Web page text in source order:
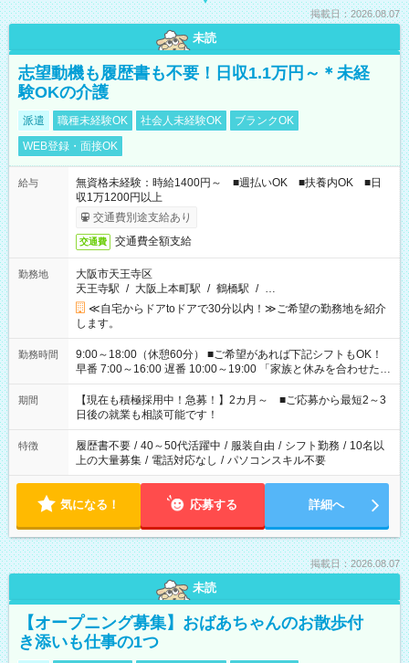
掲載日：2026.08.07
未読
志望動機も履歴書も不要！日収1.1万円～＊未経
験OKの介護
派遣 職種未経験OK 社会人未経験OK
ブランクOK
WEB登録・面接OK
給与
無資格未経験：時給1400円～ ■週払いOK ■扶養内OK ■日
収1万1200円以上
交通費別途支給あり
交通費 交通費全額支給
勤務地
大阪市天王寺区
天王寺駅 / 大阪上本町駅 / 鶴橋駅 / …
≪自宅からドアtoドアで30分以内！≫ご希望の勤務地を紹介
します。
勤務時間
9:00～18:00（休憩60分） ■ご希望があれば下記シフトもOK！
早番 7:00～16:00 遅番 10:00～19:00 「家族と休みを合わせた
い」 「余裕を持って夕飯の準備がしたい」 「できれば残業はし
たくない」 など、ご希望を教えてくださいね。 ※Wワーク希望
の方へ 今ご覧のお仕事で希望する勤務時間と、もう1つのお仕事
の勤務時間。 合計で週40時間を超える場合は応募できません。
期間
【現在も積極採用中！急募！】2カ月～ ■ご応募から最短2～3
日後の就業も相談可能です！
特徴 履歴書不要 / 40～50代活躍中 / 服装自由 / シフト勤務 / 10名以
上の大量募集 / 電話対応なし / パソコンスキル不要
気になる！ 応募する 詳細へ
掲載日：2026.08.07
未読
【オープニング募集】おばあちゃんのお散歩付
き添いも仕事の1つ